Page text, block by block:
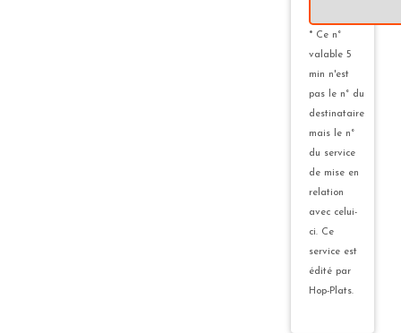
* Ce n°
valable 5
min n'est
pas le n° du
destinataire
mais le n°
du service
de mise en
relation
avec celui-
ci. Ce
service est
édité par
Hop-Plats.